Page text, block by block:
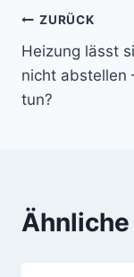
ZURÜCK
Heizung lässt
nicht abstellen
tun?